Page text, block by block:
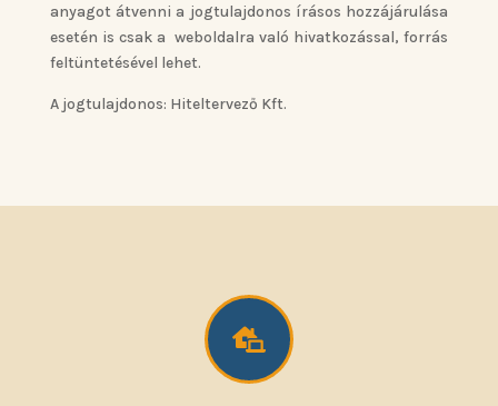
anyagot átvenni a jogtulajdonos írásos hozzájárulása
esetén is csak a weboldalra való hivatkozással, forrás
feltüntetésével lehet.
A jogtulajdonos: Hiteltervező Kft.
